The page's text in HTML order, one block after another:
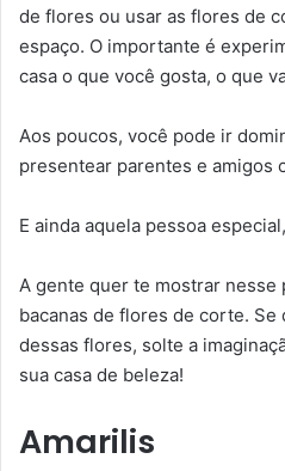
de flores ou usar as flores de
espaço. O importante é
casa o que você gosta, o que
Aos poucos, você pode ir
presentear parentes e amigos
E ainda aquela pessoa
A gente quer te mostrar nesse
bacanas de flores de corte.
dessas flores, solte a
sua casa de beleza!
Amarilis